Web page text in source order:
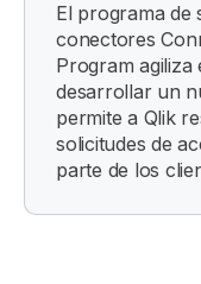
El programa de
conectores
Program
desarrollar un
permite a Qlik
solicitudes de
parte de los